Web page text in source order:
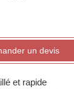
un devis
et rapide